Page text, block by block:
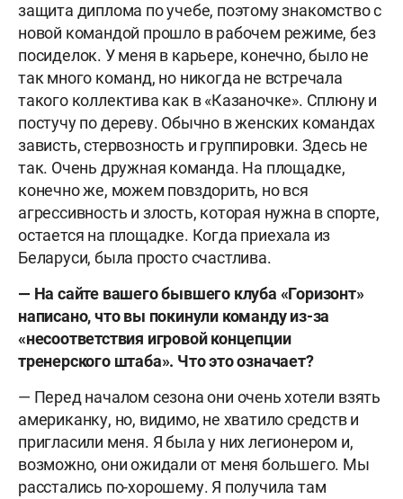
защита диплома по учебе, поэтому знакомство с
новой командой прошло в рабочем режиме, без
посиделок. У меня в карьере, конечно, было не
так много команд, но никогда не встречала
такого коллектива как в «Казаночке». Сплюну и
постучу по дереву. Обычно в женских командах
зависть, стервозность и группировки. Здесь не
так. Очень дружная команда. На площадке,
конечно же, можем повздорить, но вся
агрессивность и злость, которая нужна в спорте,
остается на площадке. Когда приехала из
Беларуси, была просто счастлива.
— На сайте вашего бывшего клуба «Горизонт»
написано, что вы покинули команду из-за
«несоответствия игровой концепции
тренерского штаба». Что это означает?
— Перед началом сезона они очень хотели взять
американку, но, видимо, не хватило средств и
пригласили меня. Я была у них легионером и,
возможно, они ожидали от меня большего. Мы
расстались по-хорошему. Я получила там